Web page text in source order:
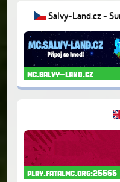
Salvy-Land.cz -
mc.salvy-land.cz
play.fatalmc.org:25565